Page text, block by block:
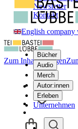
Newsletter
Kontakt
English company
Bücher
Audio
Merch
Autor:innen
Erleben
Unternehmen
Zum Inhalt springen